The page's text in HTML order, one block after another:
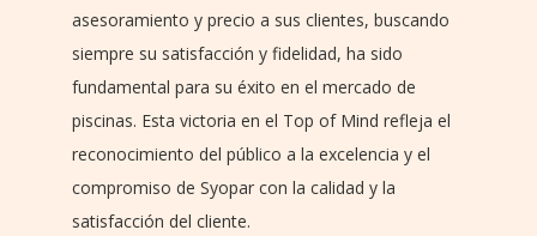
asesoramiento y precio a sus clientes, buscando
siempre su satisfacción y fidelidad, ha sido
fundamental para su éxito en el mercado de
piscinas. Esta victoria en el Top of Mind refleja el
reconocimiento del público a la excelencia y el
compromiso de Syopar con la calidad y la
satisfacción del cliente.